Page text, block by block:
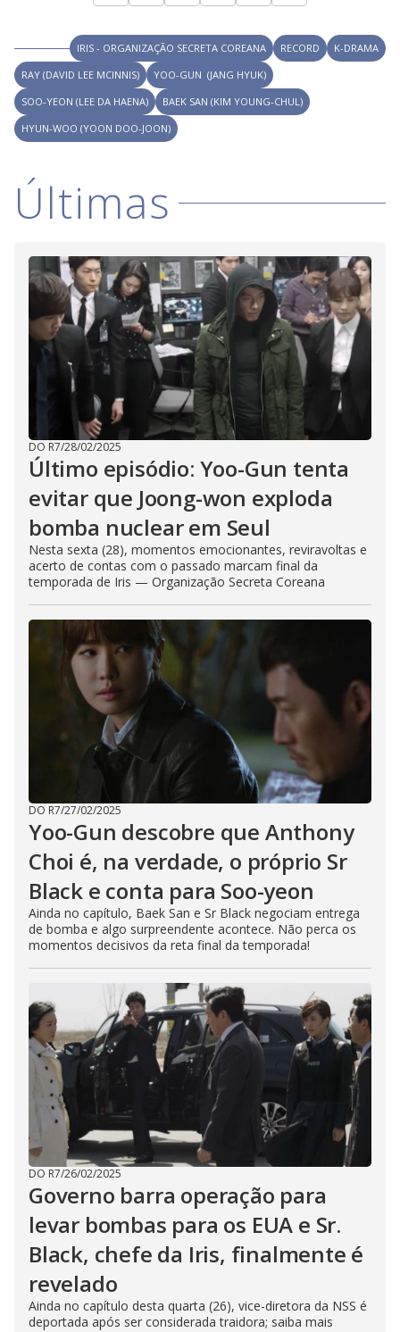
IRIS - ORGANIZAÇÃO SECRETA COREANA RECORD
K-DRAMA
RAY (DAVID LEE MCINNIS)
YOO-GUN (JANG HYUK)
SOO-YEON (LEE DA HAENA)
BAEK SAN (KIM YOUNG-CHUL)
HYUN-WOO (YOON DOO-JOON)
Últimas
DO R7/28/02/2025
Último episódio: Yoo-Gun tenta
evitar que Joong-won exploda
bomba nuclear em Seul
Nesta sexta (28), momentos emocionantes, reviravoltas e
acerto de contas com o passado marcam final da
temporada de Iris — Organização Secreta Coreana
DO R7/27/02/2025
Yoo-Gun descobre que Anthony
Choi é, na verdade, o próprio Sr
Black e conta para Soo-yeon
Ainda no capítulo, Baek San e Sr Black negociam entrega
de bomba e algo surpreendente acontece. Não perca os
momentos decisivos da reta final da temporada!
DO R7/26/02/2025
Governo barra operação para
levar bombas para os EUA e Sr.
Black, chefe da Iris, finalmente é
revelado
Ainda no capítulo desta quarta (26), vice-diretora da NSS é
deportada após ser considerada traidora; saiba mais